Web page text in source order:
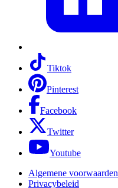
Tiktok
Pinterest
Facebook
Twitter
Youtube
Algemene voorwaarden
Privacybeleid